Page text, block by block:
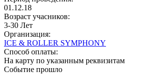
01.12.18
Возраст учасников:
3-30 Лет
Организация:
ICE & ROLLER SYMPHONY
Способ оплаты:
На карту по указанным реквизитам
Событие прошло